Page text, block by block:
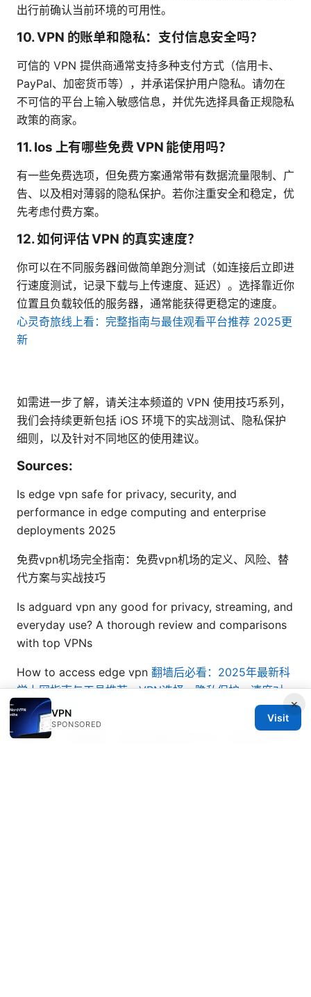
出行前确认当前环境的可用性。
10. VPN 的账单和隐私：支付信息安全吗？
可信的 VPN 提供商通常支持多种支付方式（信用卡、
PayPal、加密货币等），并承诺保护用户隐私。请勿在
不可信的平台上输入敏感信息，并优先选择具备正规隐私
政策的商家。
11. Ios 上有哪些免费 VPN 能使用吗？
有一些免费选项，但免费方案通常带有数据流量限制、广
告、以及相对薄弱的隐私保护。若你注重安全和稳定，优
先考虑付费方案。
12. 如何评估 VPN 的真实速度？
你可以在不同服务器间做简单跑分测试（如连接后立即进
行速度测试，记录下载与上传速度、延迟）。选择靠近你
位置且负载较低的服务器，通常能获得更稳定的速度。
心灵奇旅线上看：完整指南与最佳观看平台推荐 2025更
新
如需进一步了解，请关注本频道的 VPN 使用技巧系列，
我们会持续更新包括 iOS 环境下的实战测试、隐私保护
细则，以及针对不同地区的使用建议。
Sources:
Is edge vpn safe for privacy, security, and
performance in edge computing and enterprise
deployments 2025
免费vpn机场完全指南：免费vpn机场的定义、风险、替
代方案与实战技巧
Is adguard vpn any good for privacy, streaming, and
everyday use? A thorough review and comparisons
with top VPNs
How to access edge vpn 翻墙后必看：2025年最新科
学上网指南与工具推荐，VPN选择、隐私保护、速度对
比与实战教程
国内vpn 下载教程：选择高速稳定的VPN、隐私保护与
×
VPN
SPONSORED
Visit